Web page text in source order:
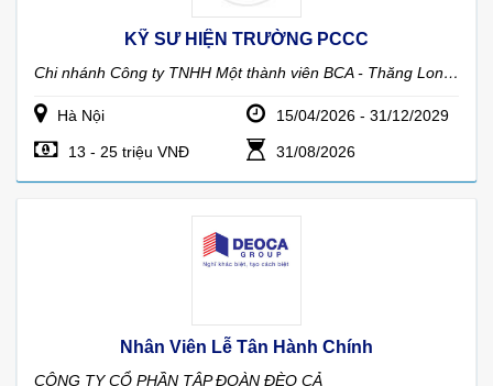
KỸ SƯ HIỆN TRƯỜNG PCCC
Chi nhánh Công ty TNHH Một thành viên BCA - Thăng Long, Trung tâm lắp đặt hệ thống phòng cháy chữa cháy và thiết bị bảo vệ
Hà Nội 15/04/2026 - 31/12/2029
13 - 25 triệu VNĐ 31/08/2026
Nhân Viên Lễ Tân Hành Chính
CÔNG TY CỔ PHẦN TẬP ĐOÀN ĐÈO CẢ